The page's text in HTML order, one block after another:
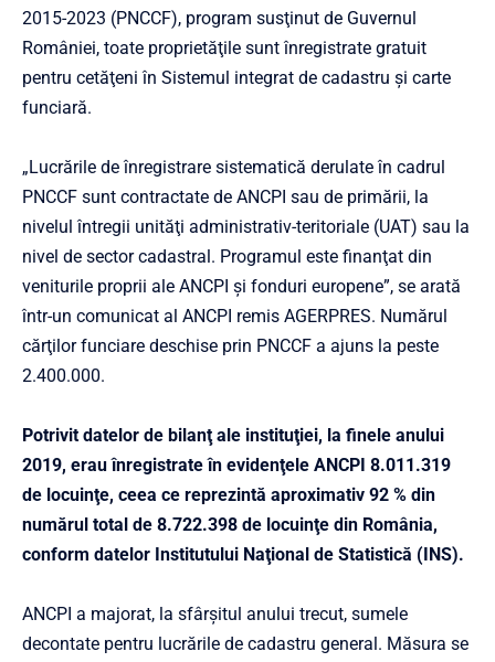
2015-2023 (PNCCF), program susţinut de Guvernul
României, toate proprietăţile sunt înregistrate gratuit
pentru cetăţeni în Sistemul integrat de cadastru şi carte
funciară.
„Lucrările de înregistrare sistematică derulate în cadrul
PNCCF sunt contractate de ANCPI sau de primării, la
nivelul întregii unităţi administrativ-teritoriale (UAT) sau la
nivel de sector cadastral. Programul este finanţat din
veniturile proprii ale ANCPI şi fonduri europene”, se arată
într-un comunicat al ANCPI remis AGERPRES. Numărul
cărţilor funciare deschise prin PNCCF a ajuns la peste
2.400.000.
Potrivit datelor de bilanţ ale instituţiei, la finele anului
2019, erau înregistrate în evidenţele ANCPI 8.011.319
de locuinţe, ceea ce reprezintă aproximativ 92 % din
numărul total de 8.722.398 de locuinţe din România,
conform datelor Institutului Naţional de Statistică (INS).
ANCPI a majorat, la sfârşitul anului trecut, sumele
decontate pentru lucrările de cadastru general. Măsura se